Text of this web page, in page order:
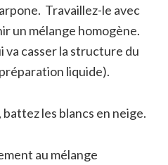
Travaillez-le avec
un mélange homogène.
va casser la structure du
liquide).
les blancs en neige.
au mélange